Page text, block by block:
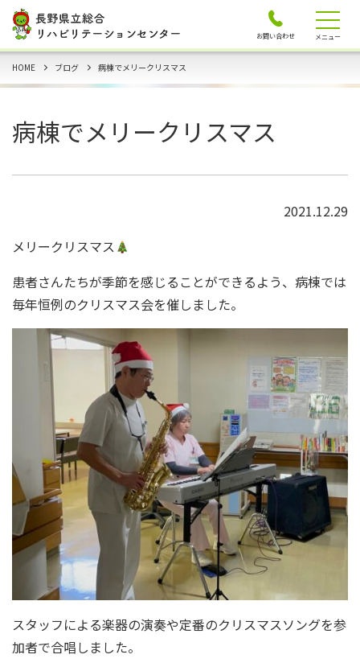
HOME ブログ 病棟でメリークリスマス
病棟でメリークリスマス
2021.12.29
メリークリスマス
患者さんたちが季節を感じることができるよう、病棟では
毎年恒例のクリスマス会を催しました。
スタッフによる楽器の演奏や定番のクリスマスソングを参
加者で合唱しました。
メニュー
お問い合わせ